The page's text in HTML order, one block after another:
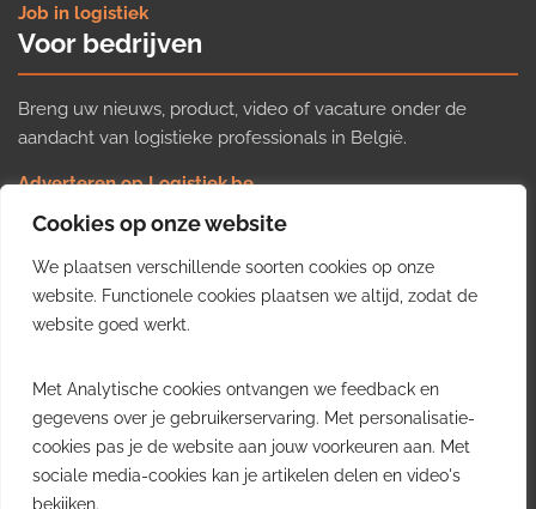
Cookies op onze website
We plaatsen verschillende soorten cookies op onze
website. Functionele cookies plaatsen we altijd, zodat de
website goed werkt.
Met Analytische cookies ontvangen we feedback en
gegevens over je gebruikerservaring. Met personalisatie-
cookies pas je de website aan jouw voorkeuren aan. Met
sociale media-cookies kan je artikelen delen en video's
bekijken.
Job in logistiek
Voor bedrijven
Breng uw nieuws, product, video of vacature onder de
aandacht van logistieke professionals in België.
Adverteren op Logistiek.be
Nieuws insturen
Uw video op Logistiek.TV
Job plaatsen
Gratis wekelijkse update
inzichten uit de Belgische logistieke sector in uw inbox.
Ontvang je gratis
wekelijkse update